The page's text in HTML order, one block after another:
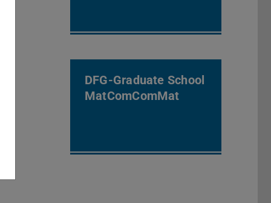
DFG-Graduate School
MatComComMat